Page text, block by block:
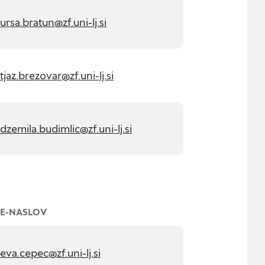
Išči
ursa.bratun@zf.uni-lj.si
tjaz.brezovar@zf.uni-lj.si
dzemila.budimlic@zf.uni-lj.si
E-NASLOV
eva.cepec@zf.uni-lj.si
ki jih piškotki